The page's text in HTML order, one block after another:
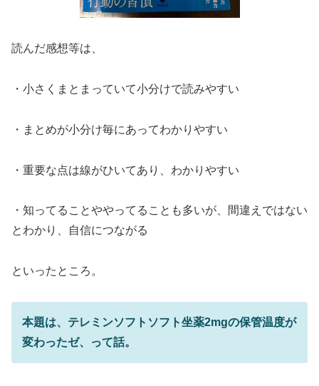
読んだ感想等は、
・小さくまとまっていて小分けで読みやすい
・まとめが小分け毎にあってわかりやすい
・重要な点は線がひいてあり、わかりやすい
・知ってることややってることも多いが、間違えではない
とわかり、自信につながる
といったところ。
本題は、テレミンソフトソフト坐薬2mgの保管温度が
変わったゼ、って話。